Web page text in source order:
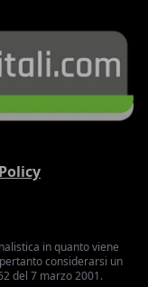
in quanto viene
considerarsi un
del 7 marzo 2001.